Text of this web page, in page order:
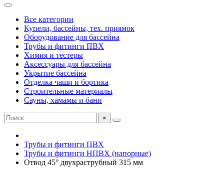
Все категории
Купели, бассейны, тех. приямок
Оборудование для бассейна
Трубы и фитинги ПВХ
Химия и тестеры
Аксессуары для бассейна
Укрытие бассейна
Отделка чаши и бортика
Строительные материалы
Сауны, хамамы и бани
×
Трубы и фитинги ПВХ
Трубы и фитинги НПВХ (напорные)
Отвод 45° двухраструбный 315 мм